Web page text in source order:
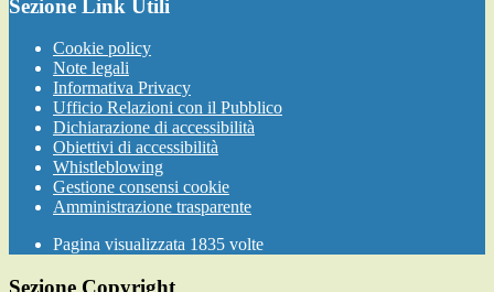
Sezione Link Utili
Cookie policy
Note legali
Informativa Privacy
Ufficio Relazioni con il Pubblico
Dichiarazione di accessibilità
Obiettivi di accessibilità
Whistleblowing
Gestione consensi cookie
Amministrazione trasparente
Pagina visualizzata 1835 volte
Sezione Copyright